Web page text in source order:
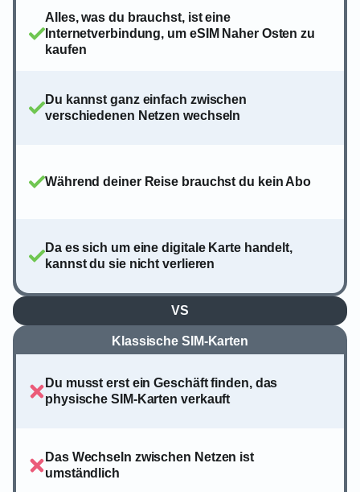
Alles, was du brauchst, ist eine
Internetverbindung, um eSIM Naher Osten zu
kaufen
Du kannst ganz einfach zwischen
verschiedenen Netzen wechseln
Während deiner Reise brauchst du kein Abo
Da es sich um eine digitale Karte handelt,
kannst du sie nicht verlieren
VS
Klassische SIM-Karten
Du musst erst ein Geschäft finden, das
physische SIM-Karten verkauft
Das Wechseln zwischen Netzen ist
umständlich